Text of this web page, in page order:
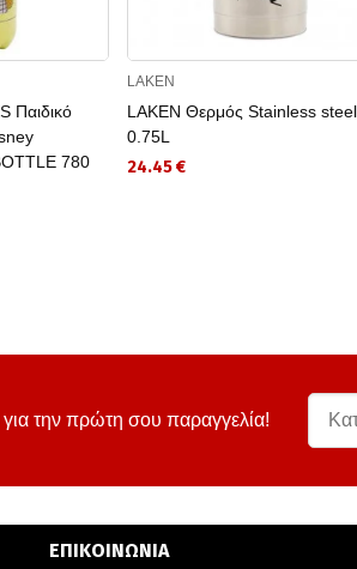
Παιδικό
780
LAKEN
LAKEN Θερμός Stainless steel
0.75L
24.45 €
την πρώτη σου παραγγελία!
ΕΠΙΚΟΙΝΩΝΙΑ